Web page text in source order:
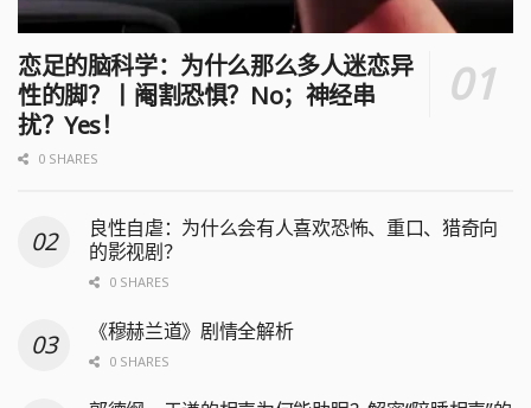
恋足的脑科学：为什么那么多人迷恋异
性的脚？丨阉割恐惧？No；神经串
扰？Yes！
0 SHARES
良性自虐：为什么会有人喜欢恐怖、重口、猎奇向
的影视剧？
0 SHARES
《穆赫兰道》剧情全解析
0 SHARES